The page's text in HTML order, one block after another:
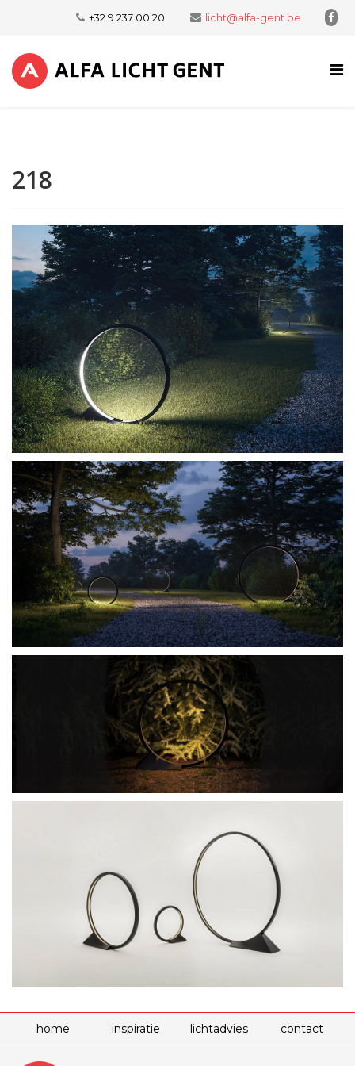
+32 9 237 00 20 licht@alfa-gent.be
218
home inspiratie lichtadvies contact